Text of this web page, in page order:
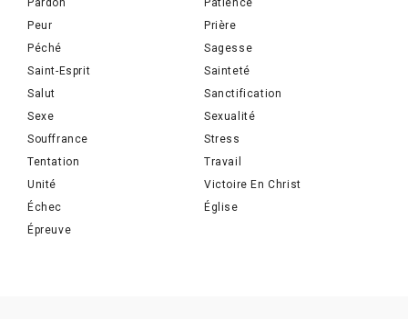
Pardon
Patience
Peur
Prière
Péché
Sagesse
Saint-Esprit
Sainteté
Salut
Sanctification
Sexe
Sexualité
Souffrance
Stress
Tentation
Travail
Unité
Victoire En Christ
Échec
Église
Épreuve